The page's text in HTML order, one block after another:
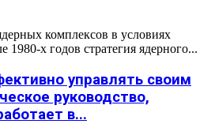
комплексов в условиях
х годов стратегия ядерного...
управлять своим
руководство,
в...